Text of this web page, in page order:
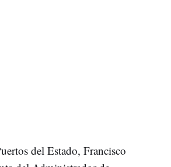
del Estado, Francisco